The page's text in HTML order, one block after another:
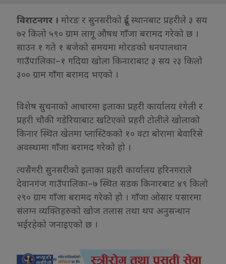
विराटनगर । मोरङ र सुनसरीको दुई स्थानबाट प्रहरीले ३ सय
७२ किलो ५९० ग्राम लागू औषध गाँजा बरामद गरेको छ ।
साउन १ गते १ बजेको समयमा मोरङको धनपालथान
गाउँपालिका–१ गदिया खोला किनाराबाट ३ सय २३ किलो
३०० ग्राम गाँगा बरामद भएको ।
विशेष सुचनाको आधारमा इलाका प्रहरी कार्यालय रंगेली र
प्रहरी चौकी गडेरियाबाट खटिएको प्रहरी टोलीले खोलाको
किनार स्थित खेतमा प्लास्टिकको १० वटा बोरामा बेवारिसे
अवस्थामा गाँजा बरामद गरेको हो ।
त्यसैगरी सुनसरीको इलाका प्रहरी कार्यालय हरिनगराले
देवानगंज गाउँपालिका–७ स्थित सडक किनारबाट ४९ किलो
२९० ग्राम गाँजा बरामद गरेको हो । गाँजा ओसार पसारमा
संलग्न व्यक्तिहरुको खोज तलास तथा थप अनुसन्धान
भईरहेको जनाइएको छ ।